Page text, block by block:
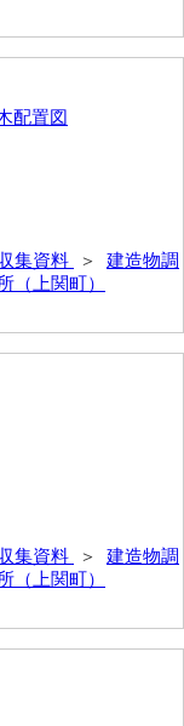
配置図
集資料 ＞ 建造物調
（上関町）
集資料 ＞ 建造物調
（上関町）